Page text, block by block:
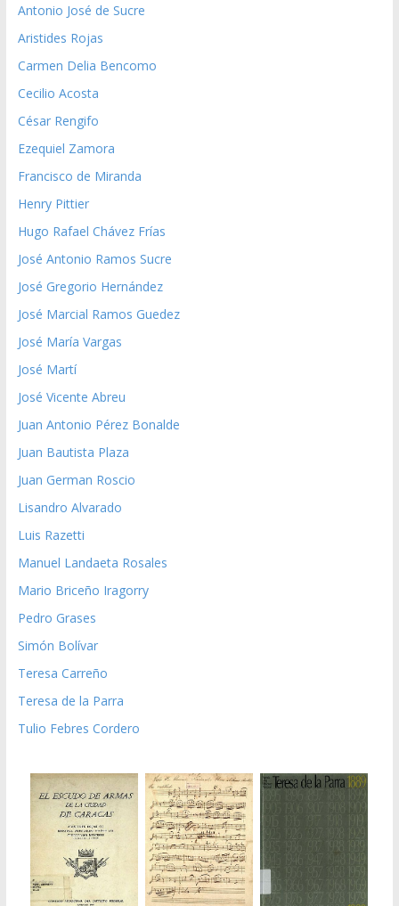
Antonio José de Sucre
Aristides Rojas
Carmen Delia Bencomo
Cecilio Acosta
César Rengifo
Ezequiel Zamora
Francisco de Miranda
Henry Pittier
Hugo Rafael Chávez Frías
José Antonio Ramos Sucre
José Gregorio Hernández
José Marcial Ramos Guedez
José María Vargas
José Martí
José Vicente Abreu
Juan Antonio Pérez Bonalde
Juan Bautista Plaza
Juan German Roscio
Lisandro Alvarado
Luis Razetti
Manuel Landaeta Rosales
Mario Briceño Iragorry
Pedro Grases
Simón Bolívar
Teresa Carreño
Teresa de la Parra
Tulio Febres Cordero